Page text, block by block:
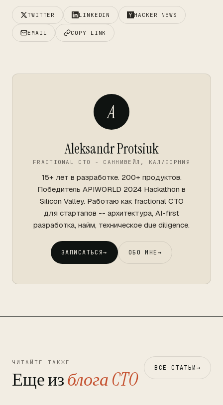
TWITTER LINKEDIN HACKER NEWS
EMAIL COPY LINK
A
Aleksandr Protsiuk
FRACTIONAL CTO - САННИВЕЙЛ, КАЛИФОРНИЯ
15+ лет в разработке. 200+ продуктов.
Победитель APIWORLD 2024 Hackathon в
Silicon Valley. Работаю как fractional CTO
для стартапов -- архитектура, AI-first
разработка, найм, техническое due diligence.
ЗАПИСАТЬСЯ→ ОБО МНЕ→
ЧИТАЙТЕ ТАКЖЕ
Еще изблога CTO ВСЕ СТАТЬИ→